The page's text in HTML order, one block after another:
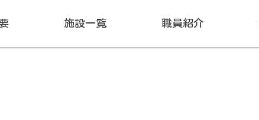
施設一覧 職員紹介